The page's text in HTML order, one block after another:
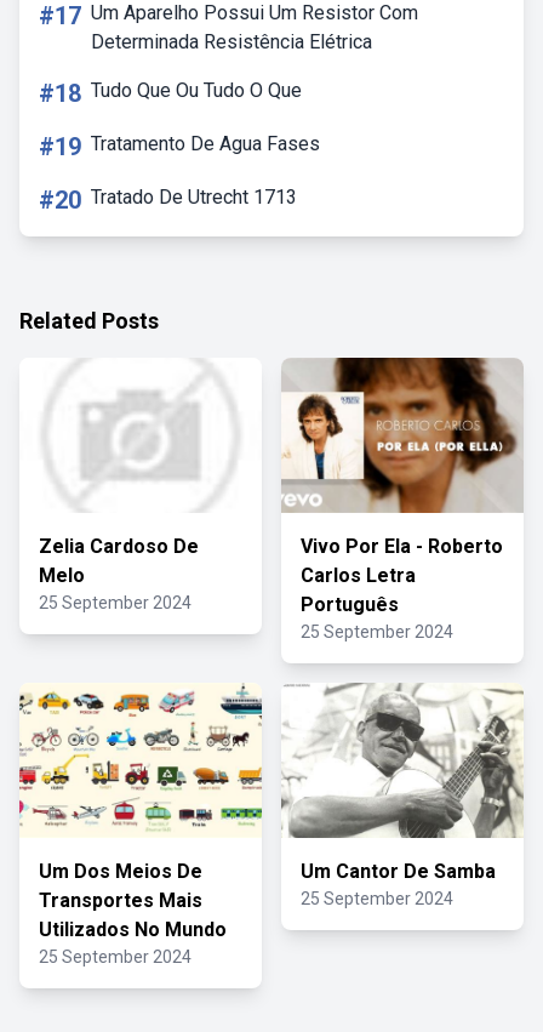
#17 Um Aparelho Possui Um Resistor Com
Determinada Resistência Elétrica
#18 Tudo Que Ou Tudo O Que
#19 Tratamento De Agua Fases
#20 Tratado De Utrecht 1713
Related Posts
Zelia Cardoso De
Melo
25 September 2024
Vivo Por Ela - Roberto
Carlos Letra
Português
25 September 2024
Um Dos Meios De
Transportes Mais
Utilizados No Mundo
25 September 2024
Um Cantor De Samba
25 September 2024